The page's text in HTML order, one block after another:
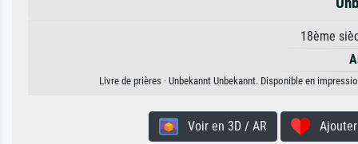
18ème
Livre de prières · Unbekannt Unbekannt. Disponible en
Voir en 3D / AR